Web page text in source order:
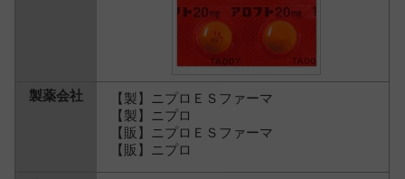
【製】ニプロＥＳファーマ
【製】ニプロ
【販】ニプロＥＳファーマ
【販】ニプロ